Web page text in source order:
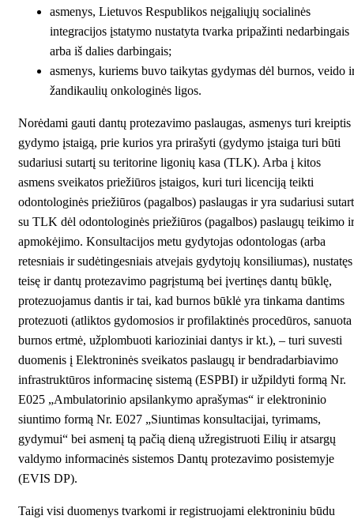
asmenys, Lietuvos Respublikos neįgaliųjų socialinės
integracijos įstatymo nustatyta tvarka pripažinti nedarbingais
arba iš dalies darbingais;
asmenys, kuriems buvo taikytas gydymas dėl burnos, veido
žandikaulių onkologinės ligos.
Norėdami gauti dantų protezavimo paslaugas, asmenys turi kreiptis
gydymo įstaigą, prie kurios yra prirašyti (gydymo įstaiga turi būti
sudariusi sutartį su teritorine ligonių kasa (TLK). Arba į kitos
asmens sveikatos priežiūros įstaigos, kuri turi licenciją teikti
odontologinės priežiūros (pagalbos) paslaugas ir yra sudariusi
su TLK dėl odontologinės priežiūros (pagalbos) paslaugų teikimo ir
apmokėjimo. Konsultacijos metu gydytojas odontologas (arba
retesniais ir sudėtingesniais atvejais gydytojų konsiliumas), nustatęs
teisę ir dantų protezavimo pagrįstumą bei įvertinęs dantų būklę,
protezuojamus dantis ir tai, kad burnos būklė yra tinkama dantims
protezuoti (atliktos gydomosios ir profilaktinės procedūros, sanuota
burnos ertmė, užplombuoti karioziniai dantys ir kt.), – turi suvesti
duomenis į Elektroninės sveikatos paslaugų ir bendradarbiavimo
infrastruktūros informacinę sistemą (ESPBI) ir užpildyti formą Nr.
E025 „Ambulatorinio apsilankymo aprašymas“ ir elektroninio
siuntimo formą Nr. E027 „Siuntimas konsultacijai, tyrimams,
gydymui“ bei asmenį tą pačią dieną užregistruoti Eilių ir atsargų
valdymo informacinės sistemos Dantų protezavimo posistemyje
(EVIS DP).
Taigi visi duomenys tvarkomi ir registruojami elektroniniu būdu